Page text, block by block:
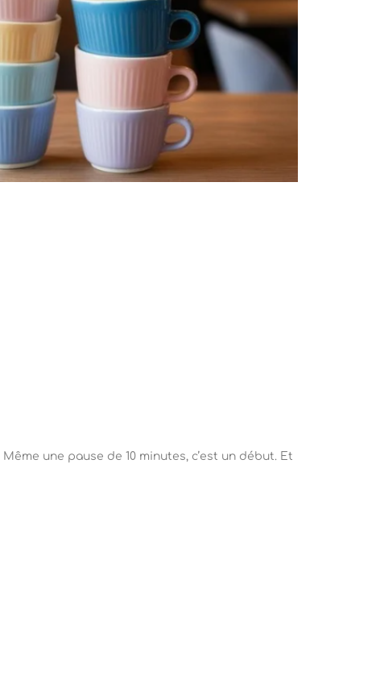
Même une pause de 10 minutes, c’est un début. Et